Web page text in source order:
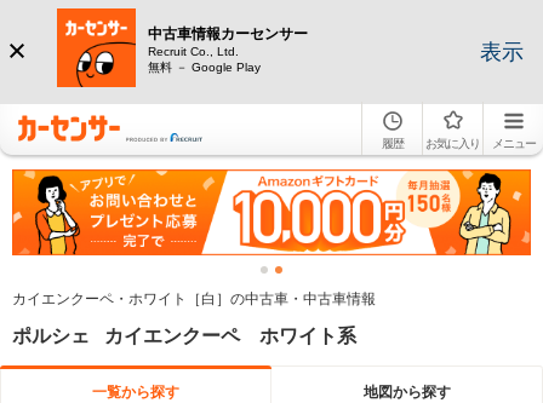
中古車情報カーセンサー
Recruit Co., Ltd.
無料 － Google Play
表示
履歴 お気に入り メニュー
カイエンクーペ・ホワイト［白］の中古車・中古車情報
ポルシェ カイエンクーペ ホワイト系
一覧から探す 地図から探す